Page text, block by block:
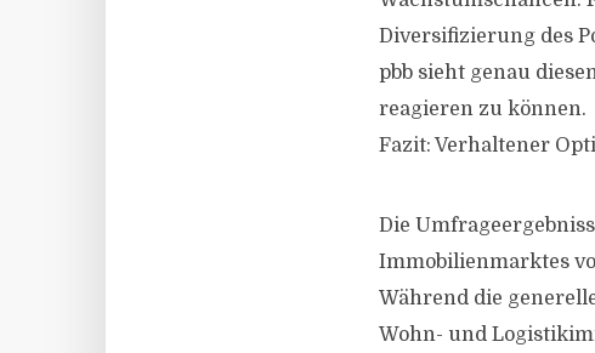
Diversifizierung des
pbb sieht genau
reagieren zu können.
Fazit: Verhaltener
Die
Immobilienmarktes
Während die
Wohn- und